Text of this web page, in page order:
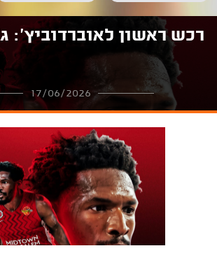
רכש ראשון לאוברדוביץ':
17/06/2026